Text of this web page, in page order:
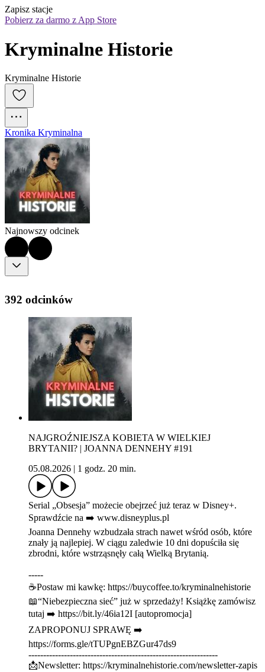
Zapisz stacje
Pobierz za darmo z App Store
Kryminalne Historie
Kryminalne Historie
Kronika Kryminalna
Najnowszy odcinek
392 odcinków
NAJGROŹNIEJSZA KOBIETA W WIELKIEJ
BRYTANII? | JOANNA DENNEHY #191
05.08.2026
1 godz. 20 min.
Serial „Obsesja” możecie obejrzeć już teraz w Disney+.
Sprawdźcie na ➡️ www.disneyplus.pl
Joanna Dennehy wzbudzała strach nawet wśród osób, które
znały ją najlepiej. W ciągu zaledwie 10 dni dopuściła się
zbrodni, które wstrząsnęły całą Wielką Brytanią.
-----
☕Postaw mi kawkę: ⁠⁠⁠⁠⁠⁠⁠⁠⁠⁠⁠⁠⁠⁠⁠⁠⁠⁠⁠⁠⁠⁠⁠⁠https://buycoffee.to/kryminalnehistorie⁠⁠⁠⁠⁠⁠⁠⁠⁠⁠⁠⁠⁠⁠⁠⁠⁠⁠⁠⁠⁠⁠⁠⁠
📖“Niebezpieczna sieć” już w sprzedaży! Książkę zamówisz
tutaj ➡️ ⁠⁠⁠⁠⁠⁠⁠⁠⁠⁠⁠⁠⁠⁠⁠⁠⁠⁠⁠⁠https://bit.ly/46ia12I⁠⁠⁠⁠⁠⁠⁠⁠⁠⁠⁠⁠⁠⁠⁠⁠⁠⁠⁠⁠ [autopromocja]
ZAPROPONUJ SPRAWĘ ➡️
⁠⁠⁠⁠⁠⁠⁠⁠⁠⁠⁠⁠⁠⁠⁠⁠⁠⁠⁠⁠⁠⁠⁠https://forms.gle/tTUPgnEBZGur47ds9⁠⁠⁠⁠⁠⁠⁠⁠⁠⁠⁠⁠⁠⁠⁠⁠⁠⁠⁠⁠⁠⁠⁠
----------------------------------------------------------------
📩Newsletter: ⁠⁠⁠⁠⁠⁠⁠⁠⁠⁠⁠⁠⁠⁠⁠⁠⁠⁠⁠⁠⁠⁠⁠https://kryminalnehistorie.com/newsletter-zapis⁠⁠⁠⁠⁠⁠⁠⁠⁠⁠⁠⁠⁠⁠⁠⁠⁠⁠⁠⁠⁠⁠⁠